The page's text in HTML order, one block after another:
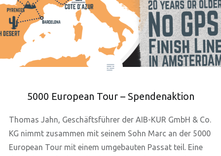
5000 European Tour – Spendenaktion
Thomas Jahn, Geschäftsführer der AIB-KUR GmbH & Co.
KG nimmt zusammen mit seinem Sohn Marc an der 5000
European Tour mit einem umgebauten Passat teil. Eine